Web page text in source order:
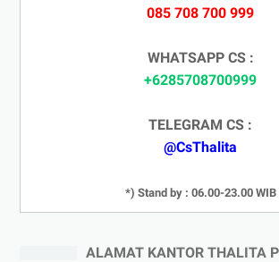
085 708 700 999
WHATSAPP CS :
+6285708700999
TELEGRAM CS :
@CsThalita
*) Stand by : 06.00-23.00 WIB
ALAMAT KANTOR THALITA